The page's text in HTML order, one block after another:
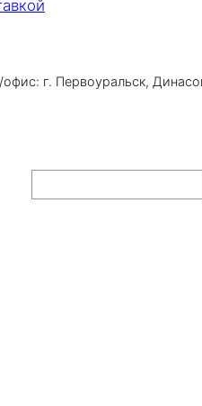
г. Первоуральск,